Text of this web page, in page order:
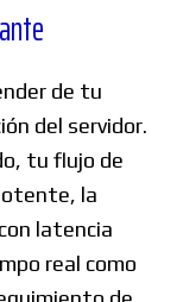
de tu
del servidor.
tu flujo de
la
latencia
real como